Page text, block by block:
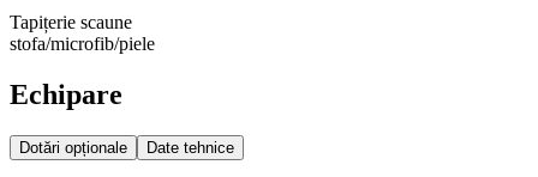
Tapițerie scaune
stofa/microfib/piele
Echipare
Dotări opționale Date tehnice